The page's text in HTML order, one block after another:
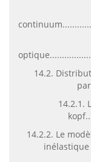
14.2.
14.2.1.
14.2.2. Le
inélastique